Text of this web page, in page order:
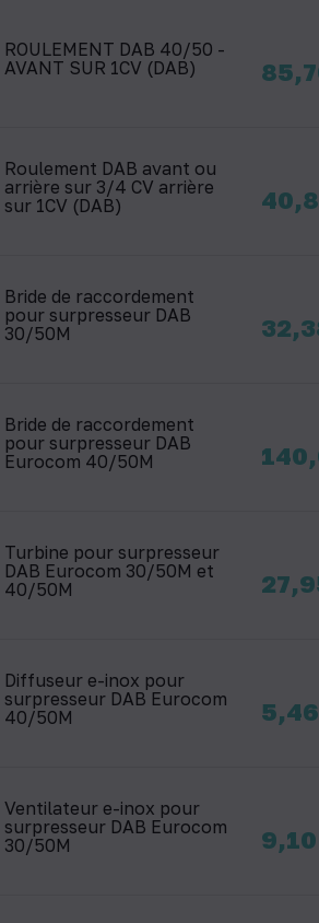
Bride de raccordement
pour surpresseur DAB
30/50M
Prix
Bride de raccordement
pour surpresseur DAB
Eurocom 40/50M
Prix
Turbine pour surpresseur
DAB Eurocom 30/50M et
40/50M
Prix
Diffuseur e-inox pour
surpresseur DAB Eurocom
40/50M
Prix
Ventilateur e-inox pour
surpresseur DAB Eurocom
30/50M
Prix
ROULEMENT DAB 40/50 -
AVANT SUR 1CV (DAB)
Prix
Roulement DAB avant ou
arrière sur 3/4 CV arrière
sur 1CV (DAB)
Prix